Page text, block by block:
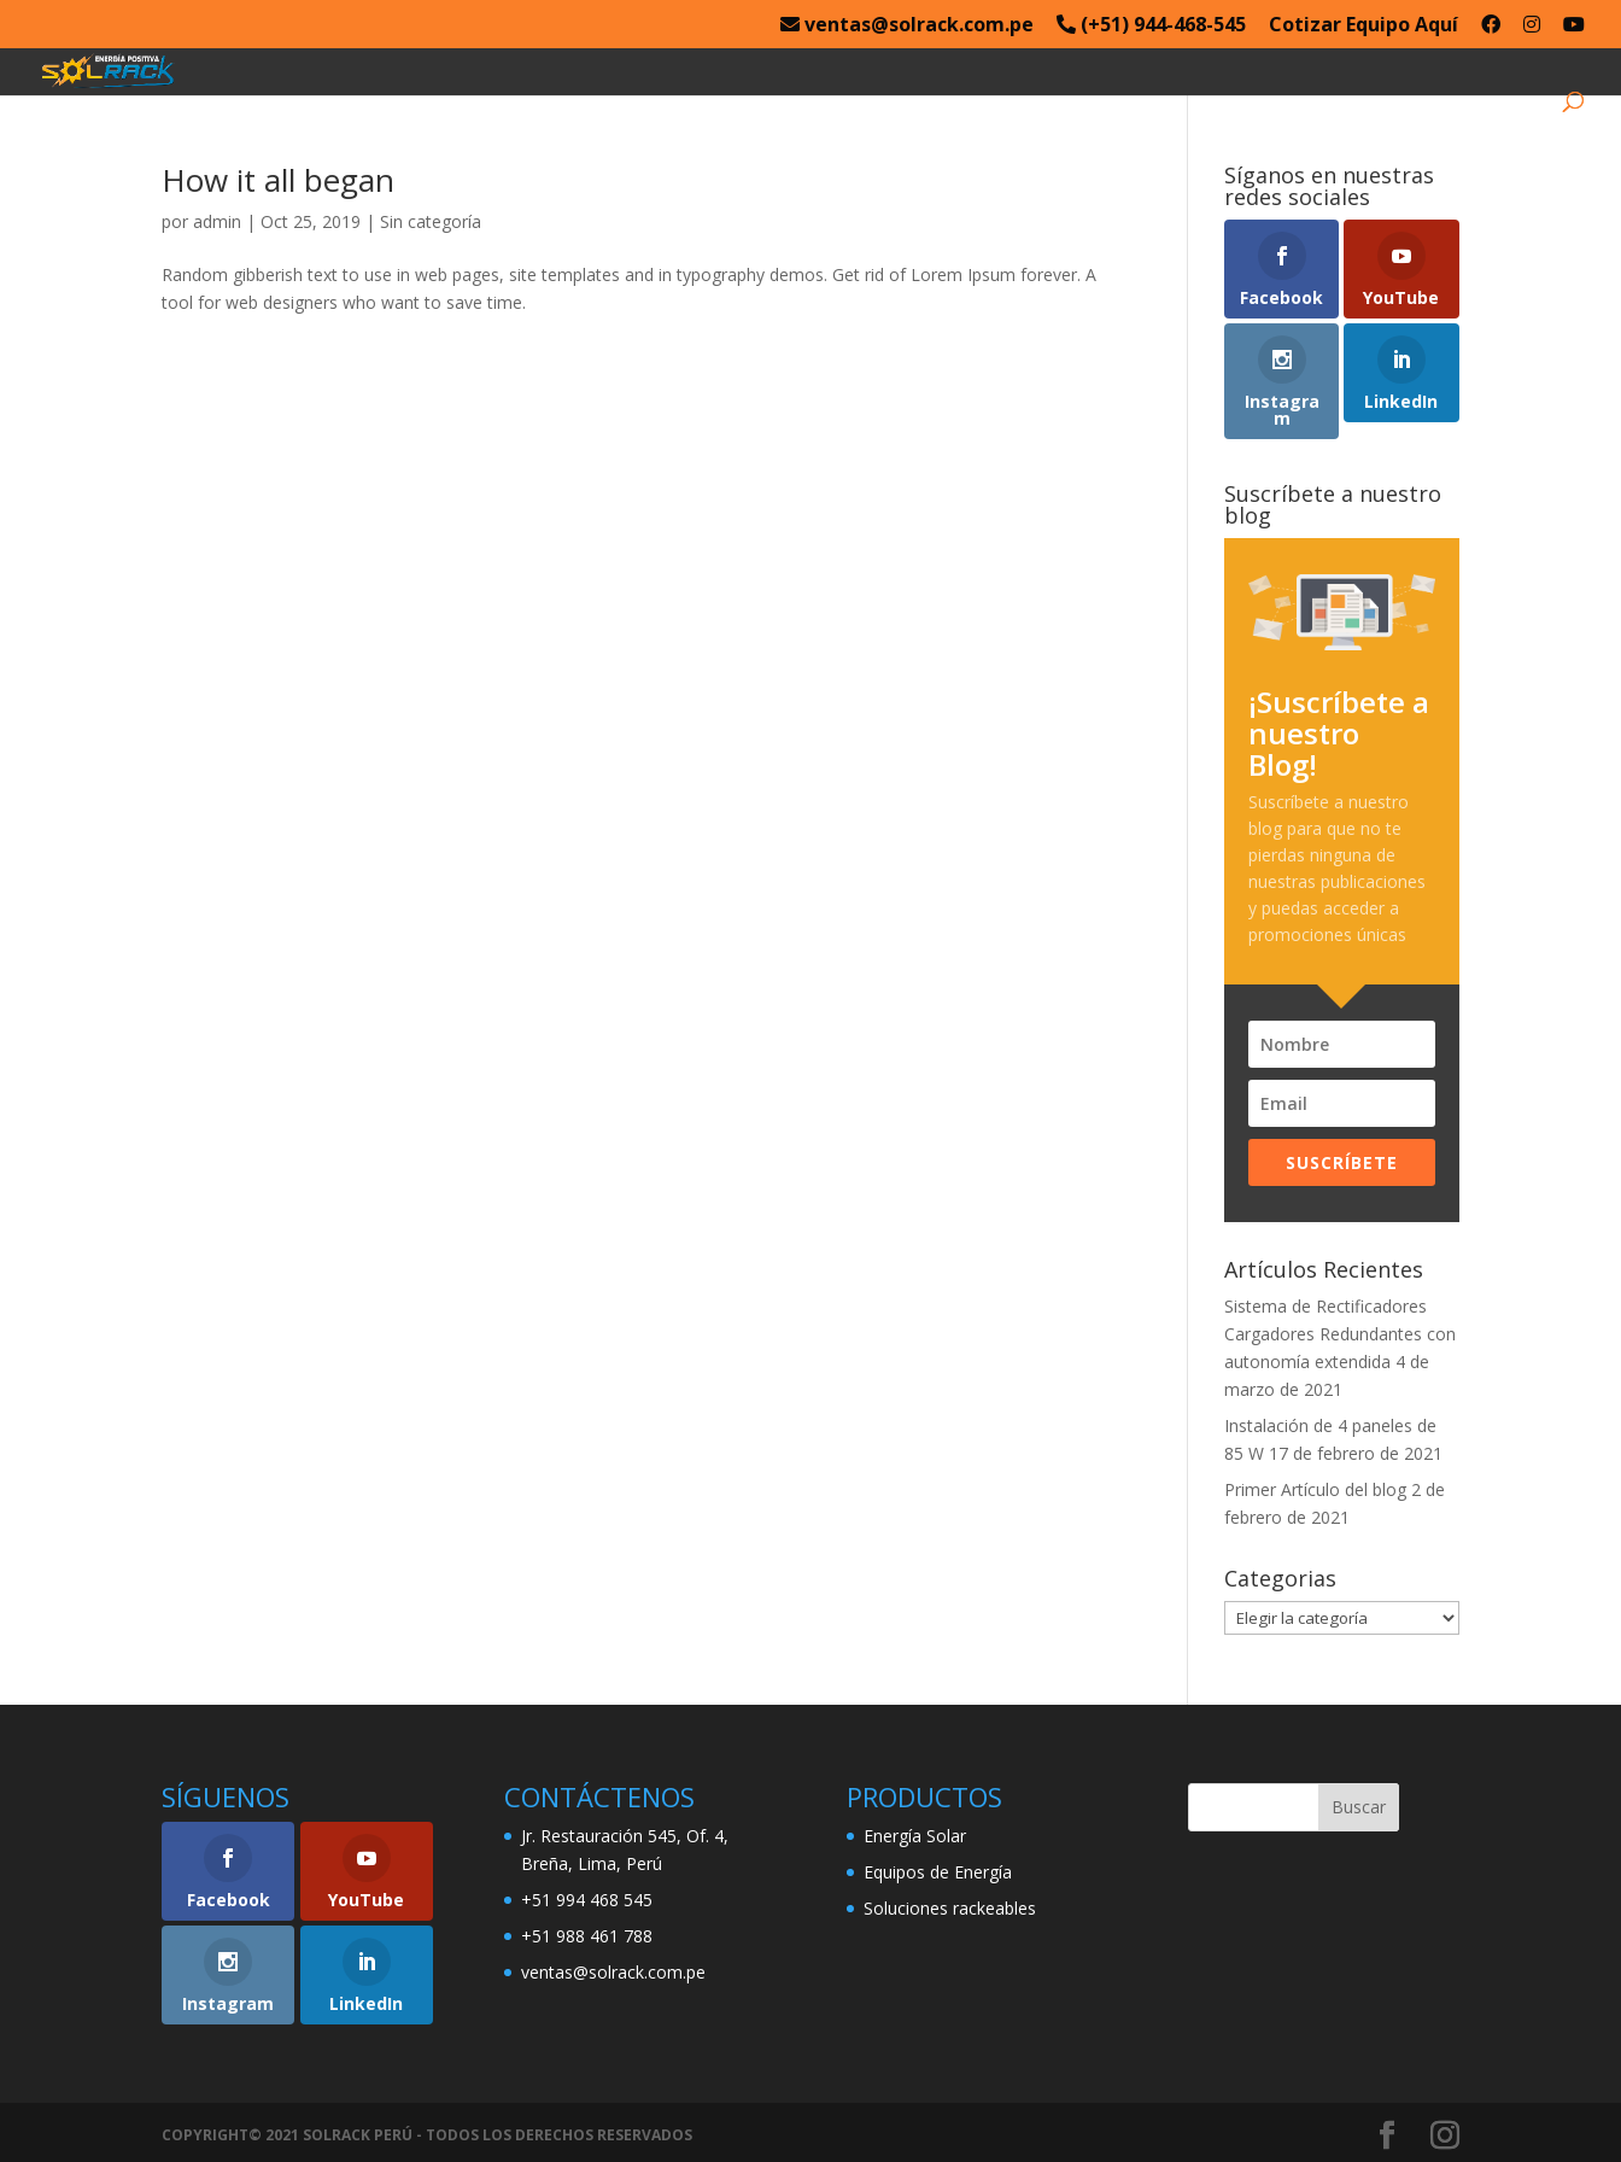
ventas@solrack.com.pe (+51) 944-468-545 Cotizar Equipo Aquí
How it all began
por admin | Oct 25, 2019 | Sin categoría
Random gibberish text to use in web pages, site templates and in typography demos. Get rid of Lorem Ipsum forever. A
tool for web designers who want to save time.
Síganos en nuestras
redes sociales
Facebook YouTube
Instagra
m
LinkedIn
Suscríbete a nuestro
blog
¡Suscríbete a
nuestro
Blog!
Suscríbete a nuestro
blog para que no te
pierdas ninguna de
nuestras publicaciones
y puedas acceder a
promociones únicas
SUSCRÍBETE
Artículos Recientes
Sistema de Rectificadores
Cargadores Redundantes con
autonomía extendida 4 de
marzo de 2021
Instalación de 4 paneles de
85 W 17 de febrero de 2021
Primer Artículo del blog 2 de
febrero de 2021
Categorias
Categorias
SÍGUENOS
Facebook YouTube
Instagram LinkedIn
CONTÁCTENOS
Jr. Restauración 545, Of. 4,
Breña, Lima, Perú
+51 994 468 545
+51 988 461 788
ventas@solrack.com.pe
PRODUCTOS
Energía Solar
Equipos de Energía
Soluciones rackeables
COPYRIGHT© 2021 SOLRACK PERÚ - TODOS LOS DERECHOS RESERVADOS